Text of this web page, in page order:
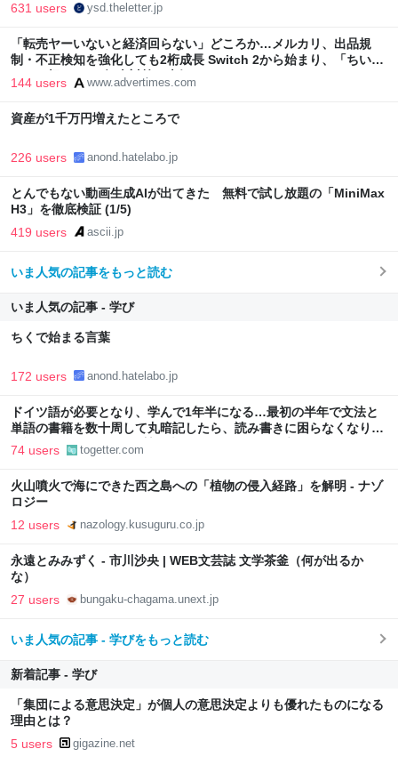
631 users ysd.theletter.jp
「転売ヤーいないと経済回らない」どころか…メルカリ、出品規
制・不正検知を強化しても2桁成長 Switch 2から始まり、「ちいか
わ」で極まった“転売対策の本気”
144 users www.advertimes.com
資産が1千万円増えたところで
226 users anond.hatelabo.jp
とんでもない動画生成AIが出てきた 無料で試し放題の「MiniMax
H3」を徹底検証 (1/5)
419 users ascii.jp
いま人気の記事をもっと読む
いま人気の記事 - 学び
ちくで始まる言葉
172 users anond.hatelabo.jp
ドイツ語が必要となり、学んで1年半になる…最初の半年で文法と
単語の書籍を数十周して丸暗記したら、読み書きに困らなくなり、
日記も8ヶ月続けた→称賛の声が続々「なお万人受けではない」
74 users togetter.com
火山噴火で海にできた西之島への「植物の侵入経路」を解明 - ナゾ
ロジー
12 users nazology.kusuguru.co.jp
永遠とみみずく - 市川沙央 | WEB文芸誌 文学茶釜（何が出るか
な）
27 users bungaku-chagama.unext.jp
いま人気の記事 - 学びをもっと読む
新着記事 - 学び
「集団による意思決定」が個人の意思決定よりも優れたものになる
理由とは？
5 users gigazine.net